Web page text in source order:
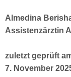
Almedina
Assistenzärztin
zuletzt geprüft
7. November